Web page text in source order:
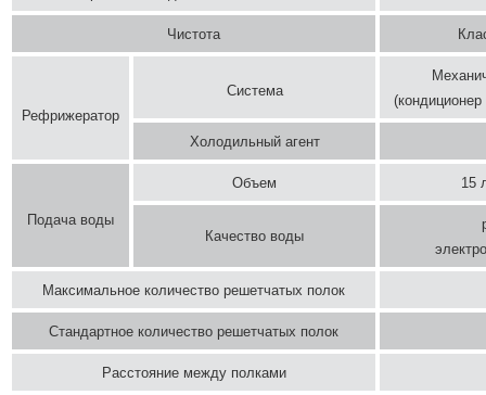
Чистота
Рефрижератор
Система
Холодильный агент
Подача воды
Объем 15
Качество воды
Максимальное количество решетчатых полок
Стандартное количество решетчатых полок
Расстояние между полками